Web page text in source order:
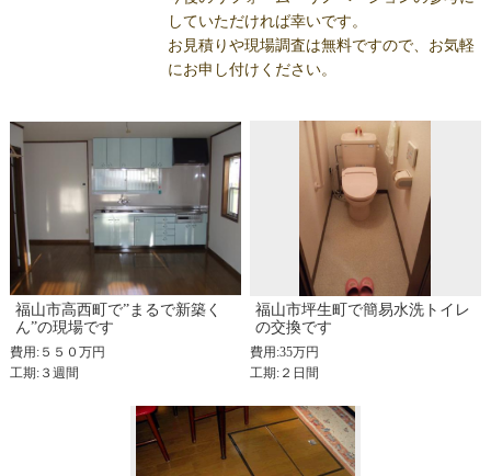
していただければ幸いです。
お見積りや現場調査は無料ですので、お気軽
にお申し付けください。
福山市高西町で”まるで新築く
ん”の現場です
費用:５５０万円
工期:３週間
福山市坪生町で簡易水洗トイレ
の交換です
費用:35万円
工期:２日間